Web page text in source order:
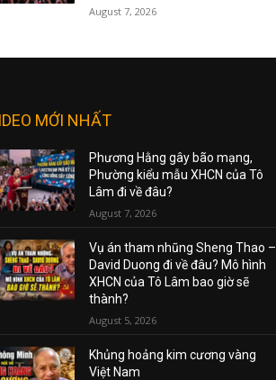
August 7, 2026
MỚI NHẤT
Phương Hằng gây bão mạng,
Phường kiểu mẫu XHCN của Tô
Lâm đi về đâu?
August 7, 2026
Vụ án tham nhũng Sheng Thao –
David Duong đi về đâu? Mô hình
XHCN của Tô Lâm bao giờ sẽ
thành?
August 5, 2026
Khủng hoảng kim cương vàng
Việt Nam